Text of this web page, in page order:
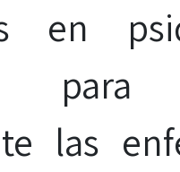
en
las